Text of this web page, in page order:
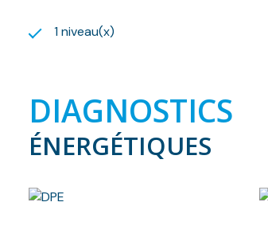
1 niveau(x)
DIAGNOSTICS
ÉNERGÉTIQUES